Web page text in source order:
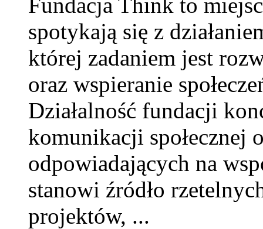
spotykają się z
której zadaniem jest
oraz wspieranie
Działalność fundacji
komunikacji społecznej
odpowiadających na
stanowi źródło
projektów, ...